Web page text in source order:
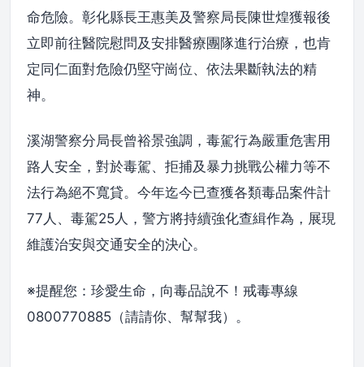
命危險。彰化縣長王惠美及警察局長陳世煌獲報後
立即前往醫院慰問及安排醫療團隊進行治療，也肯
定同仁面對危險仍堅守崗位、依法果斷執法的精
神。
溪湖警察分局長曾裕景強調，毒駕行為嚴重危害用
路人安全，對於毒駕、拒捕及暴力挑戰公權力等不
法行為絕不寬貸。今年迄今已查獲各類毒品案件計
77人、毒駕25人，警方將持續強化查緝作為，展現
維護治安與交通安全的決心。
※提醒您：珍愛生命，向毒品說不！戒毒專線
0800770885（請請你、幫幫我）。